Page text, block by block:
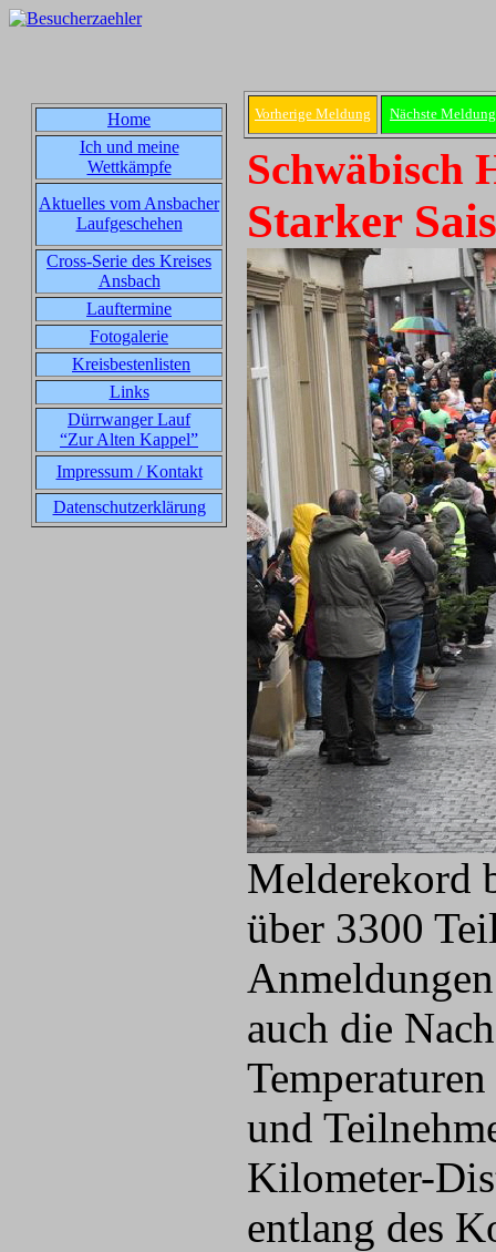
Home
Ich und meine
Wettkämpfe
Aktuelles vom Ansbacher
Laufgeschehen
Cross-Serie des Kreises
Ansbach
Lauftermine
Fotogalerie
Kreisbestenlisten
Links
Dürrwanger Lauf
“Zur Alten Kappel”
Impressum / Kontakt
Datenschutzerklärung
Vorherige Meldung Nächste Meldung
Schwäbisch
Starker
Melderekord
über 3300
auch die
und
Kilometer-
entlang des